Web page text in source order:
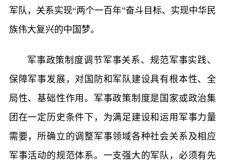
军队，关系实现“两个一百年”奋斗目标、实现中华民
族伟大复兴的中国梦。
军事政策制度调节军事关系、规范军事实践、
保障军事发展，对国防和军队建设具有根本性、全
局性、基础性作用。军事政策制度是国家或政治集
团在一定历史条件下，为满足建设和运用军事力量
需要，所确立的调整军事领域各种社会关系及相应
军事活动的规范体系。一支强大的军队，必须有先